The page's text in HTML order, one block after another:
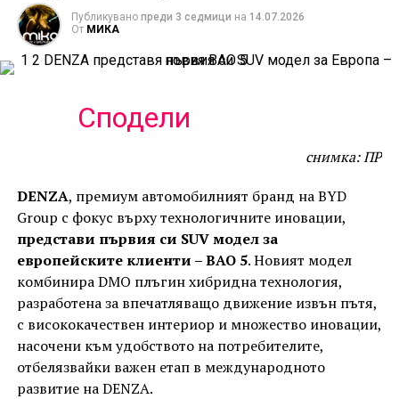
Публикувано преди 3 седмици на 14.07.2026
От МИКА
Сподели
снимка: ПР
DENZA, премиум автомобилният бранд на BYD
Group с фокус върху технологичните иновации,
представи първия си SUV модел за
европейските клиенти – BAO 5. Новият модел
комбинира DMO плъгин хибридна технология,
разработена за впечатляващо движение извън пътя,
с висококачествен интериор и множество иновации,
насочени към удобството на потребителите,
отбелязвайки важен етап в международното
развитие на DENZA.